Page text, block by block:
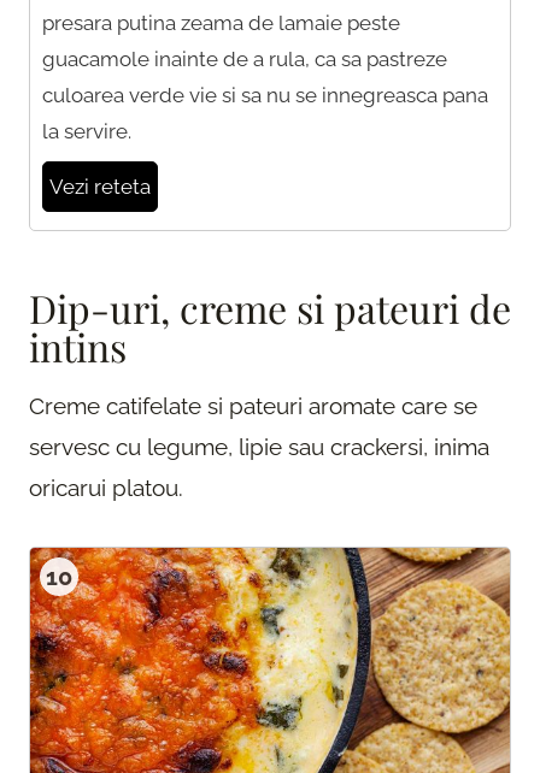
presara putina zeama de lamaie peste
guacamole inainte de a rula, ca sa pastreze
culoarea verde vie si sa nu se innegreasca pana
la servire.
Vezi reteta
Dip-uri, creme si pateuri de
intins
Creme catifelate si pateuri aromate care se
servesc cu legume, lipie sau crackersi, inima
oricarui platou.
10